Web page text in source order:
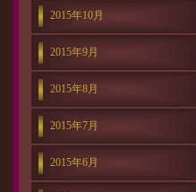
2015年10月
2015年9月
2015年8月
2015年7月
2015年6月